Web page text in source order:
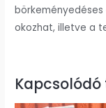
börkeményedéses
okozhat, illetve a